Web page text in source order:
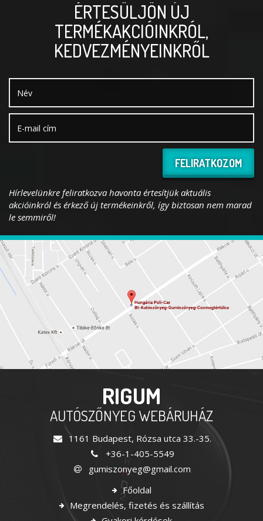
ÉRTESÜLJÖN ÚJ
TERMÉKAKCIÓINKRÓL,
KEDVEZMÉNYEINKRŐL
FELIRATKOZOM
Hírlevelünkre feliratkozva havonta értesítjük aktuális
akcióinkról és érkező új termékeinkről, így biztosan nem marad
le semmiről!
RIGUM
AUTÓSZŐNYEG WEBÁRUHÁZ
1161 Budapest, Rózsa utca 33.-35.
+36-1-405-5549
gumiszonyeg@gmail.com
Főoldal
Megrendelés, fizetés és szállítás